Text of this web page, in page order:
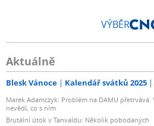
VÝBĚR
Aktuálně
Blesk Vánoce Kalendář svátků 2025
Marek Adamczyk: Problém na DAMU
nevědí, co s ním
Brutální útok v Tanvaldu: Několik pobodaných